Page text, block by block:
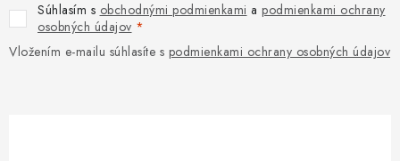
Súhlasím s obchodnými podmienkami a podmienkami ochrany
osobných údajov
Vložením e-mailu súhlasíte s podmienkami ochrany osobných údajov